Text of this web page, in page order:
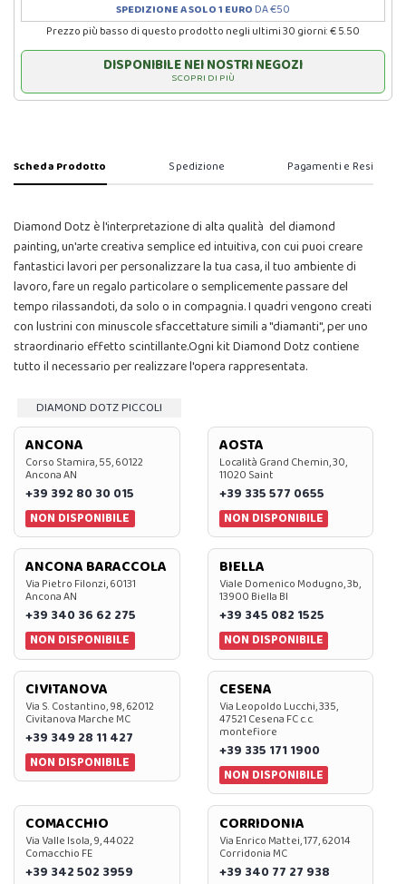
SPEDIZIONE A SOLO 1 EURO DA €50
Prezzo più basso di questo prodotto negli ultimi 30 giorni: € 5.50
DISPONIBILE NEI NOSTRI NEGOZI
SCOPRI DI PIÙ
Scheda Prodotto Spedizione Pagamenti e Resi
Diamond Dotz è l'interpretazione di alta qualità del diamond
painting, un'arte creativa semplice ed intuitiva, con cui puoi creare
fantastici lavori per personalizzare la tua casa, il tuo ambiente di
lavoro, fare un regalo particolare o semplicemente passare del
tempo rilassandoti, da solo o in compagnia. I quadri vengono creati
con lustrini con minuscole sfaccettature simili a "diamanti", per uno
straordinario effetto scintillante.Ogni kit Diamond Dotz contiene
tutto il necessario per realizzare l'opera rappresentata.
DIAMOND DOTZ PICCOLI
ANCONA
Corso Stamira, 55, 60122
Ancona AN
+39 392 80 30 015
NON DISPONIBILE
AOSTA
Località Grand Chemin, 30,
11020 Saint
+39 335 577 0655
NON DISPONIBILE
ANCONA BARACCOLA
Via Pietro Filonzi, 60131
Ancona AN
+39 340 36 62 275
NON DISPONIBILE
BIELLA
Viale Domenico Modugno, 3b,
13900 Biella BI
+39 345 082 1525
NON DISPONIBILE
CIVITANOVA
Via S. Costantino, 98, 62012
Civitanova Marche MC
+39 349 28 11 427
NON DISPONIBILE
CESENA
Via Leopoldo Lucchi, 335,
47521 Cesena FC c.c.
montefiore
+39 335 171 1900
NON DISPONIBILE
COMACCHIO
Via Valle Isola, 9, 44022
Comacchio FE
+39 342 502 3959
CORRIDONIA
Via Enrico Mattei, 177, 62014
Corridonia MC
+39 340 77 27 938